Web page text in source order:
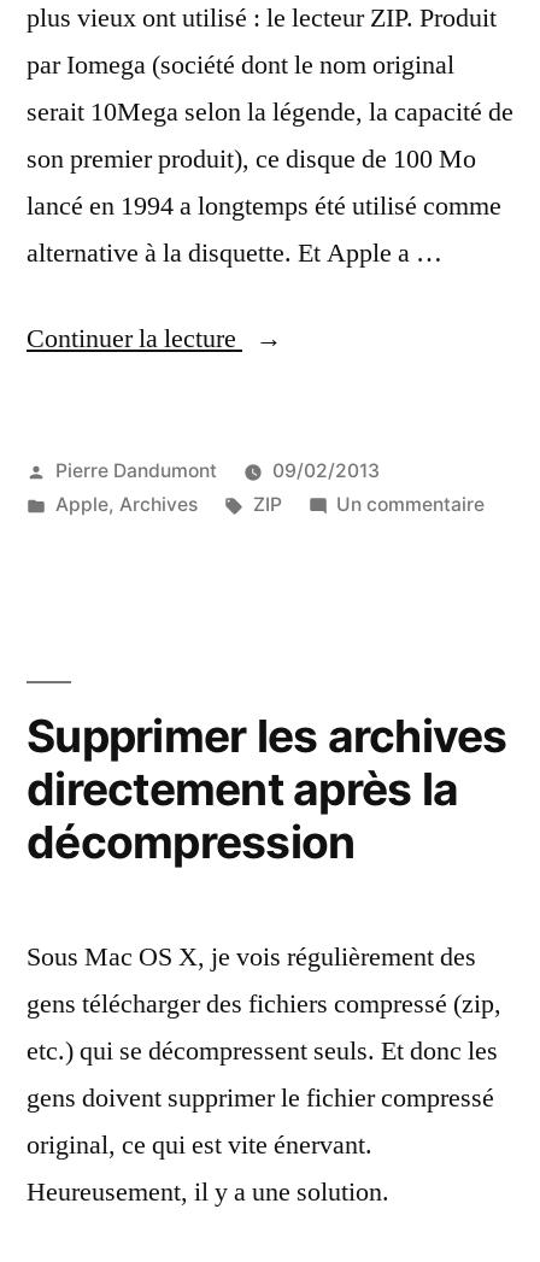
plus vieux ont utilisé : le lecteur ZIP. Produit
par Iomega (société dont le nom original
serait 10Mega selon la légende, la capacité de
son premier produit), ce disque de 100 Mo
lancé en 1994 a longtemps été utilisé comme
alternative à la disquette. Et Apple a …
Continuer la lecture
« Apple
lecteurs
Publié
par
Pierre Dandumont
09/02/2013
Publié
Apple, Archives Étiquettes :
ZIP Un commentairesur
Supprimer les archives
directement après la
décompression
Sous Mac OS X, je vois régulièrement des
gens télécharger des fichiers compressé (zip,
etc.) qui se décompressent seuls. Et donc les
gens doivent supprimer le fichier compressé
original, ce qui est vite énervant.
Heureusement, il y a une solution.